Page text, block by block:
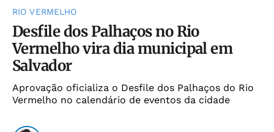
RIO VERMELHO
Desfile dos Palhaços no Rio
Vermelho vira dia municipal em
Salvador
Aprovação oficializa o Desfile dos Palhaços do Rio
Vermelho no calendário de eventos da cidade